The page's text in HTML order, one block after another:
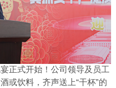
正式开始！公司领导及员工
或饮料，齐声送上“干杯”的